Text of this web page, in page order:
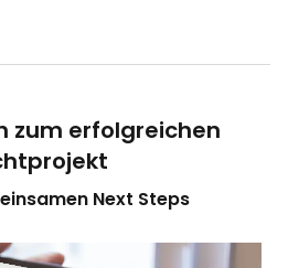
zum erfolgreichen
Next Steps